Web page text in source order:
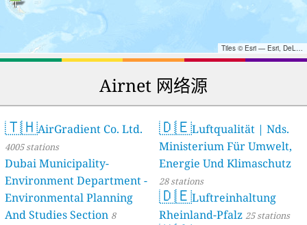
Airnet 网络源
🇹🇭AirGradient Co. Ltd.
4005 stations
Dubai Municipality-
Environment Department -
Environmental Planning
And Studies Section 8
🇩🇪Luftqualität | Nds.
Ministerium Für Umwelt,
Energie Und Klimaschutz
28 stations
🇩🇪Luftreinhaltung
Rheinland-Pfalz 25 stations